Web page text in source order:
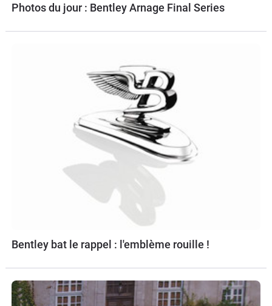
Photos du jour : Bentley Arnage Final Series
Bentley bat le rappel : l'emblème rouille !